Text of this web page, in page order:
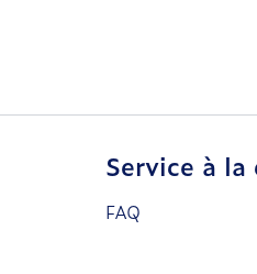
Service à
FAQ